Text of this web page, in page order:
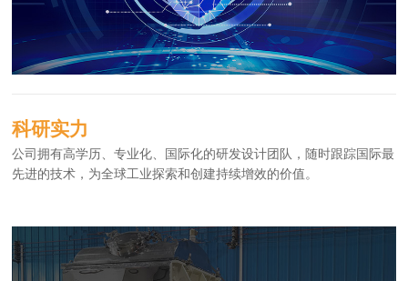
科研实力
公司拥有高学历、专业化、国际化的研发设计团队，随时跟踪国际最
先进的技术，为全球工业探索和创建持续增效的价值。